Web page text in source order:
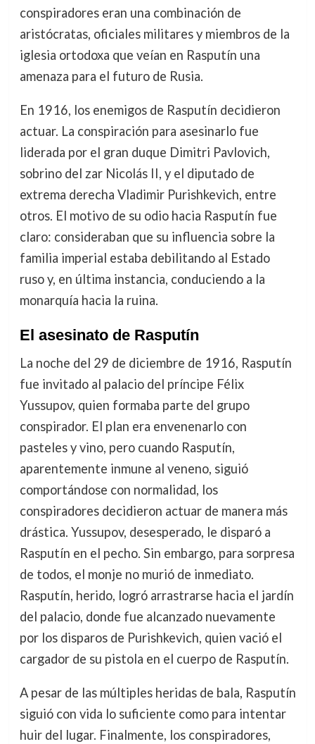
conspiradores eran una combinación de
aristócratas, oficiales militares y miembros de la
iglesia ortodoxa que veían en Rasputín una
amenaza para el futuro de Rusia.
En 1916, los enemigos de Rasputín decidieron
actuar. La conspiración para asesinarlo fue
liderada por el gran duque Dimitri Pavlovich,
sobrino del zar Nicolás II, y el diputado de
extrema derecha Vladimir Purishkevich, entre
otros. El motivo de su odio hacia Rasputín fue
claro: consideraban que su influencia sobre la
familia imperial estaba debilitando al Estado
ruso y, en última instancia, conduciendo a la
monarquía hacia la ruina.
El asesinato de Rasputín
La noche del 29 de diciembre de 1916, Rasputín
fue invitado al palacio del príncipe Félix
Yussupov, quien formaba parte del grupo
conspirador. El plan era envenenarlo con
pasteles y vino, pero cuando Rasputín,
aparentemente inmune al veneno, siguió
comportándose con normalidad, los
conspiradores decidieron actuar de manera más
drástica. Yussupov, desesperado, le disparó a
Rasputín en el pecho. Sin embargo, para sorpresa
de todos, el monje no murió de inmediato.
Rasputín, herido, logró arrastrarse hacia el jardín
del palacio, donde fue alcanzado nuevamente
por los disparos de Purishkevich, quien vació el
cargador de su pistola en el cuerpo de Rasputín.
A pesar de las múltiples heridas de bala, Rasputín
siguió con vida lo suficiente como para intentar
huir del lugar. Finalmente, los conspiradores,